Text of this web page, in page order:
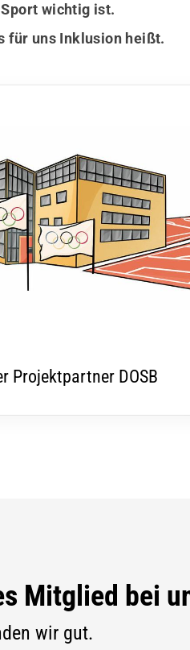
wichtig ist.
für uns Inklusion heißt.
Projektpartner DOSB
Mitglied bei
wir gut.